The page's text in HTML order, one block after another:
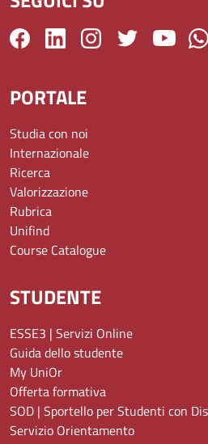
PORTALE
Studia con noi
Internazionale
Ricerca
Valorizzazione
Rubrica
Unifind
Course Catalogue
STUDENTE
ESSE3 | Servizi Online
Guida dello studente
My UniOr
Offerta formativa
SOD | Sportello per Studenti con
Servizio Orientamento